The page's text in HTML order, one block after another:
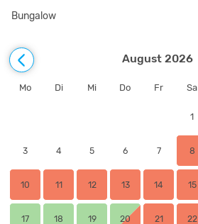
Bungalow
August 2026
Mo Di Mi Do Fr Sa
1
3 4 5 6 7 8
10 11 12 13 14 15
17 18 19 20 21 22